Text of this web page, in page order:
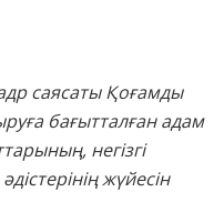
саясаты Қоғамды
бағытталған адам
негізгі
жүйесін